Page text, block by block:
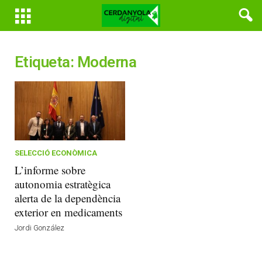
Etiqueta: Moderna
SELECCIÓ ECONÒMICA
L’informe sobre
autonomia estratègica
alerta de la dependència
exterior en medicaments
Jordi González